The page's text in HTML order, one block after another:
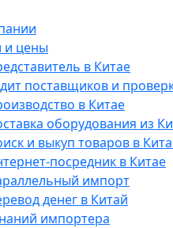
и цены
в Китае
поставщиков и
в Китае
оборудования из
и выкуп товаров в
посредник в Китае
импорт
денег в Китай
импортера